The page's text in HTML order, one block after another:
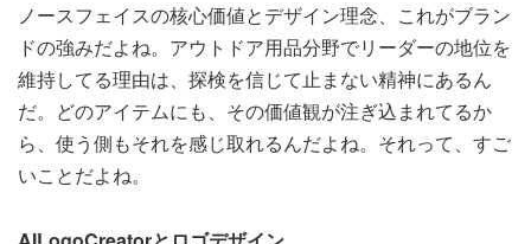
ノースフェイスの核心価値とデザイン理念、これがブラン
ドの強みだよね。アウトドア用品分野でリーダーの地位を
維持してる理由は、探検を信じて止まない精神にあるん
だ。どのアイテムにも、その価値観が注ぎ込まれてるか
ら、使う側もそれを感じ取れるんだよね。それって、すご
いことだよね。